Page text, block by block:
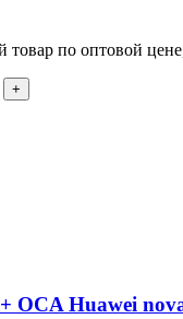
по оптовой
+
OCA Huawei